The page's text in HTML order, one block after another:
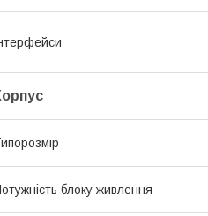
блоку живлення